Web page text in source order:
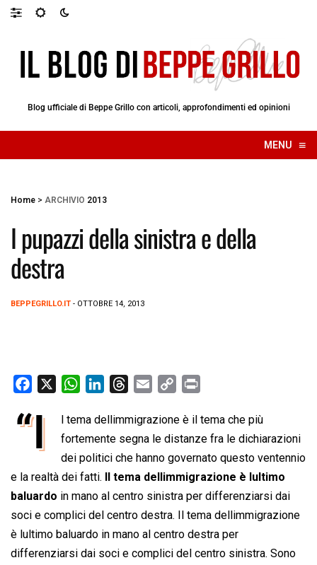
Blog ufficiale di Beppe Grillo con articoli, approfondimenti ed opinioni
MENU ≡
☰
Home > ARCHIVIO 2013
I pupazzi della sinistra e della
destra
BEPPEGRILLO.IT - OTTOBRE 14, 2013
c
o
o
k
W
a
t
s
A
p
p
n
k
e
d
I
n
r
e
a
d
s
a
l
p
y
L
i
n
k
i
n
t
“I
l tema dellimmigrazione è il tema che più
fortemente segna le distanze fra le dichiarazioni
dei politici che hanno governato questo ventennio
e la realtà dei fatti.
Il tema dellimmigrazione è lultimo
baluardo in mano al centro sinistra per differenziarsi dai
soci e complici del centro destra. Il tema dellimmigrazione
è lultimo baluardo in mano al centro destra per
differenziarsi dai soci e complici del centro sinistra. Sono